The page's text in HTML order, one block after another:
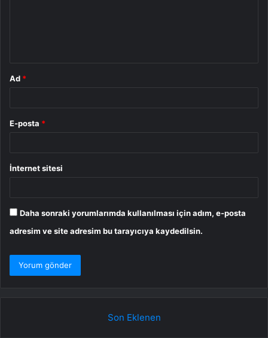
Ad *
E-posta *
İnternet sitesi
Daha sonraki yorumlarımda kullanılması için adım, e-posta
adresim ve site adresim bu tarayıcıya kaydedilsin.
Son Eklenen